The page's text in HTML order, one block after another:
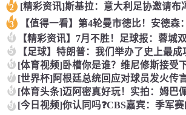
2
3
4
5 【足球】特朗普：我们举办了史上最
6
7
8
9